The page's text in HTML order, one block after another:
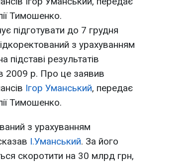
Тимошенко.
підготувати до 7 грудня
з урахуванням
підставі результатів
2009 р. Про це заявив
Ігор Уманський, передає
Тимошенко.
з урахуванням
І.Уманський. За його
скоротити на 30 млрд грн,